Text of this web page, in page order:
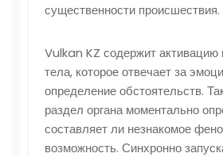
существенности происшествия.
Vulkan KZ содержит активацию
тела, которое отвечает за
определение обстоятельств.
раздел органа моментально
составляет ли незнакомое
возможность. Синхронно